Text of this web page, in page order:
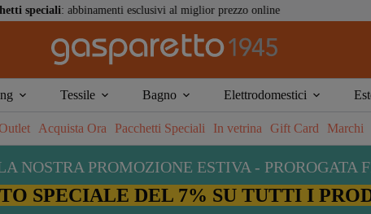
libero nero elegance inox
esclusivi al miglior prezzo online
Tessile Bagno Elettrodomestici
Acquista Ora Pacchetti Speciali In vetrina Gift Card Marchi
NOSTRA PROMOZIONE ESTIVA - PROROGATA
SPECIALE DEL 7% SU TUTTI I